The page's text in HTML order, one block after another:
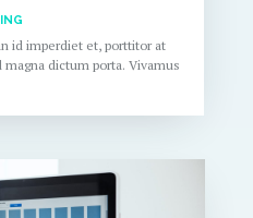
id imperdiet et, porttitor at
dictum porta. Vivamus